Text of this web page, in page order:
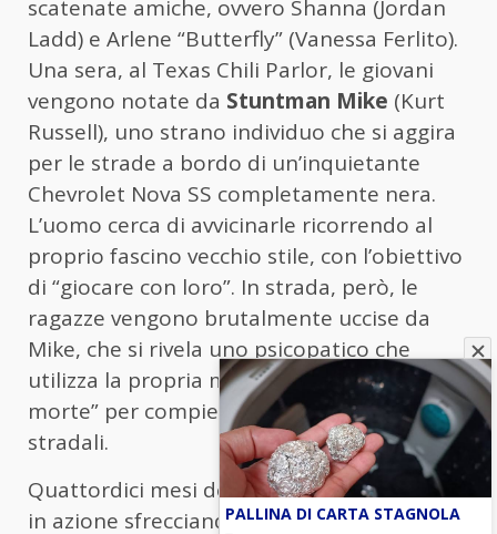
scatenate amiche, ovvero Shanna (Jordan
Ladd) e Arlene “Butterfly” (Vanessa Ferlito).
Una sera, al Texas Chili Parlor, le giovani
vengono notate da Stuntman Mike (Kurt
Russell), uno strano individuo che si aggira
per le strade a bordo di un’inquietante
Chevrolet Nova SS completamente nera.
L’uomo cerca di avvicinarle ricorrendo al
proprio fascino vecchio stile, con l’obiettivo
di “giocare con loro”. In strada, però, le
ragazze vengono brutalmente uccise da
Mike, che si rivela uno psicopatico che
utilizza la propria macchina “a prova di
morte” per compiere i suoi efferati omicidi
stradali.
Quattordici mesi dopo, lo stuntman torna
in azione sfrecciando sulle strade del
PALLINA DI CARTA STAGNOLA